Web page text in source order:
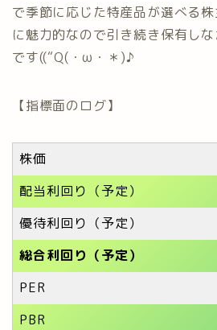
で季節に応じた特産品が選べる
に魅力的なので引き続き保有し
です((“Q(・ω・＊)♪
【指標面のログ】
株価
配当利回り（予定）
優待利回り（予定）
総合利回り（予定）
PER
PBR